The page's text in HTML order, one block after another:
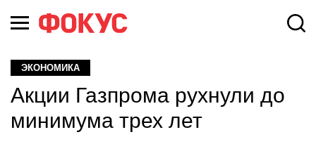
ЭКОНОМИКА
Акции Газпрома рухнули до
минимума трех лет